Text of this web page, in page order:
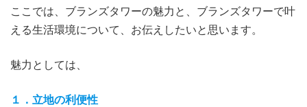
ここでは、ブランズタワーの魅力と、ブランズタワーで叶
える生活環境について、お伝えしたいと思います。
魅力としては、
１．立地の利便性